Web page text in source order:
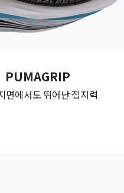
PUMAGRIP
면에서도 뛰어난 접지력